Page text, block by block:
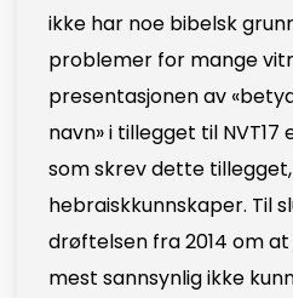
ikke har noe bibelsk
problemer for mange
presentasjonen av
navn» i tillegget til
som skrev dette
hebraiskkunnskaper. Til
drøftelsen fra 2014 om
mest sannsynlig ikke